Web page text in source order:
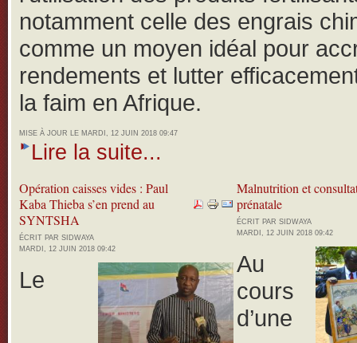
notamment celle des engrais
comme un moyen idéal pour
rendements et lutter
la faim en Afrique.
MISE À JOUR LE MARDI, 12 JUIN 2018 09:47
Lire la suite...
Opération caisses vides : Paul
Kaba Thieba s’en prend au
SYNTSHA
ÉCRIT PAR SIDWAYA
MARDI, 12 JUIN 2018 09:42
Le
Malnutrition et
prénatale
ÉCRIT PAR SIDWAYA
MARDI, 12 JUIN 2018 09:42
Au
cours
d’une